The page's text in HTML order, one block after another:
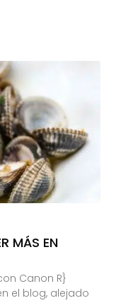
MÁS EN
Canon R}
el blog, alejado